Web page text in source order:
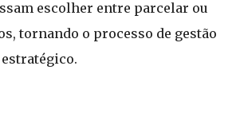
escolher entre parcelar ou
tornando o processo de gestão